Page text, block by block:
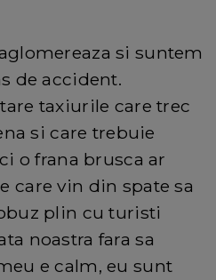
si suntem
de accident.
taxiurile care trec
si care trebuie
o frana brusca ar
care vin din spate sa
plin cu turisti
noastra fara sa
e calm, eu sunt